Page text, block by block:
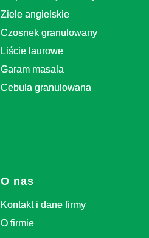
Ziele angielskie
Czosnek granulowany
Liście laurowe
Garam masala
Cebula granulowana
O nas
Kontakt i dane firmy
O firmie